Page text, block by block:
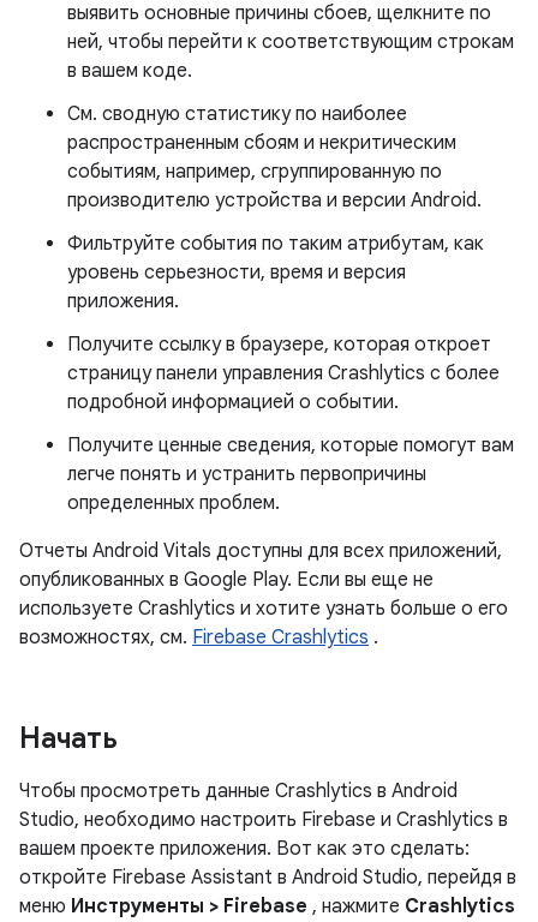
выявить основные причины сбоев, щелкните по
ней, чтобы перейти к соответствующим строкам
в вашем коде.
См. сводную статистику по наиболее
распространенным сбоям и некритическим
событиям, например, сгруппированную по
производителю устройства и версии Android.
Фильтруйте события по таким атрибутам, как
уровень серьезности, время и версия
приложения.
Получите ссылку в браузере, которая откроет
страницу панели управления Crashlytics с более
подробной информацией о событии.
Получите ценные сведения, которые помогут вам
легче понять и устранить первопричины
определенных проблем.
Отчеты Android Vitals доступны для всех приложений,
опубликованных в Google Play. Если вы еще не
используете Crashlytics и хотите узнать больше о его
возможностях, см. Firebase Crashlytics .
Начать
Чтобы просмотреть данные Crashlytics в Android
Studio, необходимо настроить Firebase и Crashlytics в
вашем проекте приложения. Вот как это сделать:
откройте Firebase Assistant в Android Studio, перейдя в
меню Инструменты > Firebase , нажмите Crashlytics